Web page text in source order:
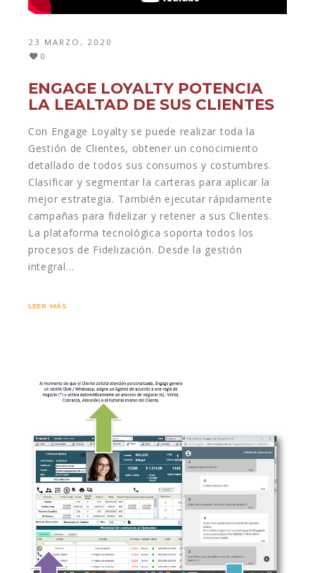
23 MARZO, 2020
0
ENGAGE LOYALTY POTENCIA
LA LEALTAD DE SUS CLIENTES
Con Engage Loyalty se puede realizar toda la
Gestión de Clientes, obtener un conocimiento
detallado de todos sus consumos y costumbres.
Clasificar y segmentar la carteras para aplicar la
mejor estrategia. También ejecutar rápidamente
campañas para fidelizar y retener a sus Clientes.
La plataforma tecnológica soporta todos los
procesos de Fidelización. Desde la gestión
integral…
LEER MÁS